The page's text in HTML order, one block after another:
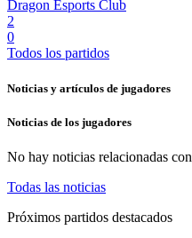
Dragon Esports Club
2
0
Todos los partidos
Noticias y artículos de jugadores
Noticias de los jugadores
No hay noticias relacionadas con
Todas las noticias
Próximos partidos destacados